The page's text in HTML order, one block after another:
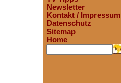
Newsletter
Kontakt / Impressum
Datenschutz
Sitemap
Home